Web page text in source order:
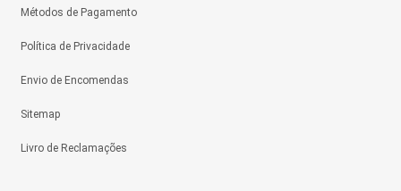
Métodos de Pagamento
Política de Privacidade
Envio de Encomendas
Sitemap
Livro de Reclamações